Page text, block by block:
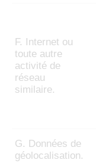
F. Internet ou
toute autre
activité de
réseau
similaire.
G. Données de
géolocalisation.